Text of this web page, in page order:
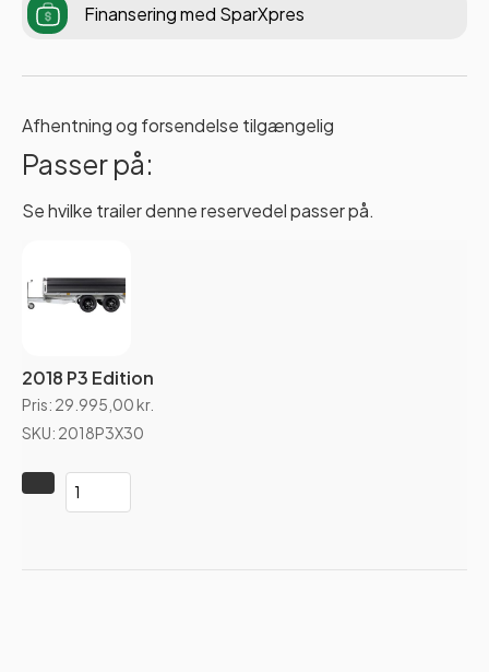
Finansering med SparXpres
Afhentning og forsendelse tilgængelig
Passer på:
Se hvilke trailer denne reservedel passer på.
2018 P3 Edition
Pris: 29.995,00 kr.
SKU: 2018P3X30